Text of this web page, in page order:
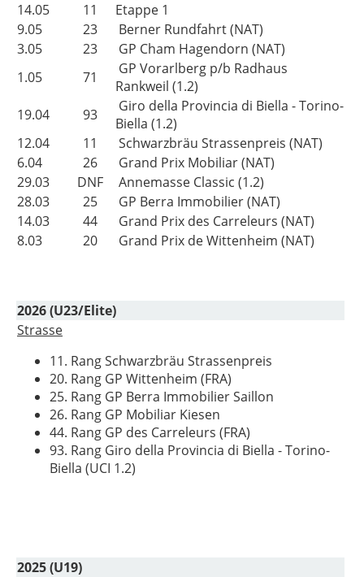
14.05
11
Etappe 1
9.05
23
Berner Rundfahrt (NAT)
3.05
23
GP Cham Hagendorn (NAT)
1.05
71
GP Vorarlberg p/b Radhaus
Rankweil (1.2)
19.04
93
Giro della Provincia di Biella - Torino-
Biella (1.2)
12.04
11
Schwarzbräu Strassenpreis (NAT)
6.04
26
Grand Prix Mobiliar (NAT)
29.03
DNF
Annemasse Classic (1.2)
28.03
25
GP Berra Immobilier (NAT)
14.03
44
Grand Prix des Carreleurs (NAT)
8.03
20 Grand Prix de Wittenheim (NAT)
2026 (U23/Elite)
Strasse
11. Rang Schwarzbräu Strassenpreis
20. Rang GP Wittenheim (FRA)
25. Rang GP Berra Immobilier Saillon
26. Rang GP Mobiliar Kiesen
44. Rang GP des Carreleurs (FRA)
93. Rang Giro della Provincia di Biella - Torino-
Biella (UCI 1.2)
2025 (U19)